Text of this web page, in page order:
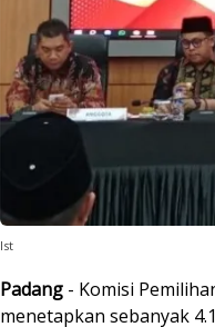
Ist
Padang - Komisi
menetapkan sebanyak